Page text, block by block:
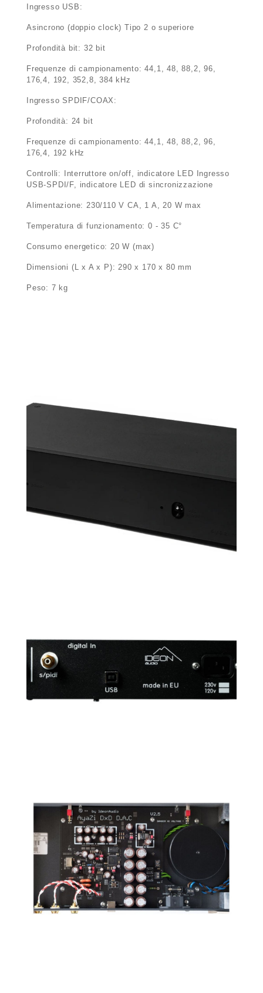
Ingresso USB:
Asincrono (doppio clock) Tipo 2 o superiore
Profondità bit: 32 bit
Frequenze di campionamento: 44,1, 48, 88,2, 96,
176,4, 192, 352,8, 384 kHz
Ingresso SPDIF/COAX:
Profondità: 24 bit
Frequenze di campionamento: 44,1, 48, 88,2, 96,
176,4, 192 kHz
Controlli: Interruttore on/off, indicatore LED Ingresso
USB-SPDI/F, indicatore LED di sincronizzazione
Alimentazione: 230/110 V CA, 1 A, 20 W max
Temperatura di funzionamento: 0 - 35 C°
Consumo energetico: 20 W (max)
Dimensioni (L x A x P): 290 x 170 x 80 mm
Peso: 7 kg